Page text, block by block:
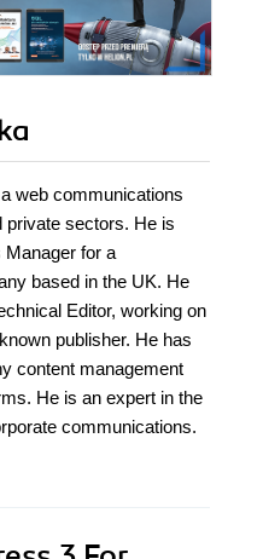
web communications
private sectors. He is
for a
based in the UK. He
Editor, working on
publisher. He has
content management
He is an expert in the
communications.